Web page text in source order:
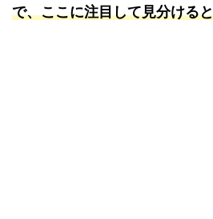
で、ここに注目して見分ける